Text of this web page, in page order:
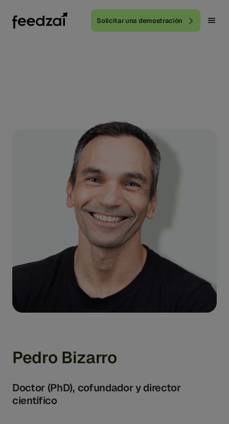
Solicitar una demostración
Pedro Bizarro
Doctor (PhD), cofundador y director
científico